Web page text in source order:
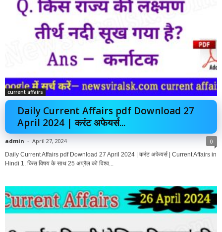
current affairs
Daily Current Affairs pdf Download 27
April 2024 | करंट अफेयर्स...
admin - April 27, 2024 0
Daily Current Affairs pdf Download 27 April 2024 | करंट अफेयर्स | Current Affairs in
Hindi 1. किस विषय के साथ 25 अप्रैल को विश्व...